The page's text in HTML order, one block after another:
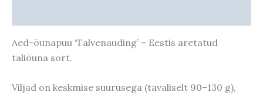
Aed-õunapuu ‘Talvenauding’ – Eestis aretatud
taliõuna sort.
Viljad on keskmise suurusega (tavaliselt 90–130 g),